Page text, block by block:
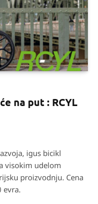
na put : RCYL
igus bicikl
visokim udelom
proizvodnju. Cena
evra.